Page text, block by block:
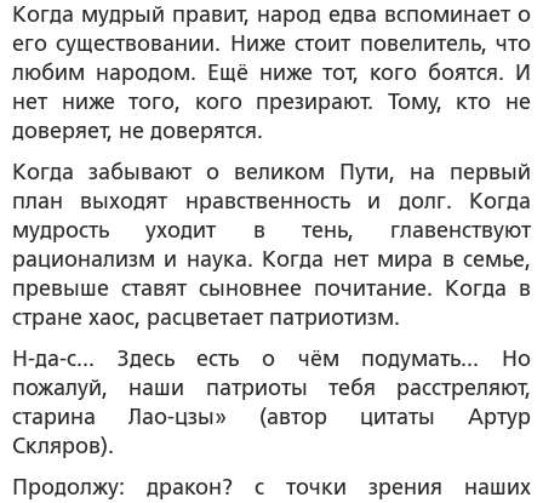
Когда мудрый правит, народ едва вспоминает о
его существовании. Ниже стоит повелитель, что
любим народом. Ещё ниже тот, кого боятся. И
нет ниже того, кого презирают. Тому, кто не
доверяет, не доверятся.
Когда забывают о великом Пути, на первый
план выходят нравственность и долг. Когда
мудрость уходит в тень, главенствуют
рационализм и наука. Когда нет мира в семье,
превыше ставят сыновнее почитание. Когда в
стране хаос, расцветает патриотизм.
Н-да-с... Здесь есть о чём подумать... Но
пожалуй, наши патриоты тебя расстреляют,
старина Лао-цзы» (автор цитаты Артур
Скляров).
Продолжу: дракон? с точки зрения наших